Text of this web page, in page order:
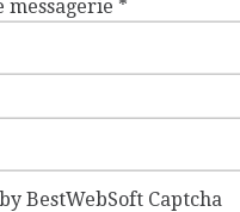
messagerie *
BestWebSoft Captcha